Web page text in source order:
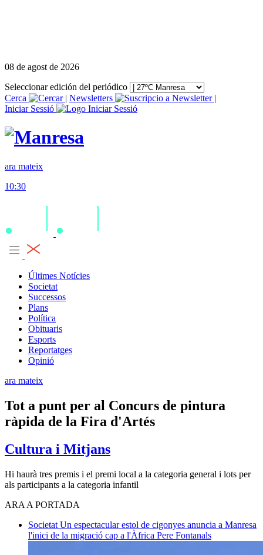
08 de agost de 2026
Seleccionar edición del periódico
Cerca
| Newsletters
|
Iniciar Sessió
ara mateix
10:30
Últimes Notícies
Societat
Successos
Plans
Política
Obituaris
Esports
Reportatges
Opinió
ara mateix
Tot a punt per al Concurs de pintura
ràpida de la Fira d'Artés
Cultura i Mitjans
Hi haurà tres premis i el premi local a la categoria general i lots per
als participants a la categoria infantil
ARA A PORTADA
Societat Un espectacular estol de cigonyes anuncia a Manresa
l'inici de la migració cap a l'Àfrica Pere Fontanals